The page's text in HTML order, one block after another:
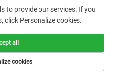
니까?
, RPET 라미네이션 원단, 면, 캔버
미네이션 또는 기타입니다.
to provide our services. If you
click Personalize cookies.
cookies
all